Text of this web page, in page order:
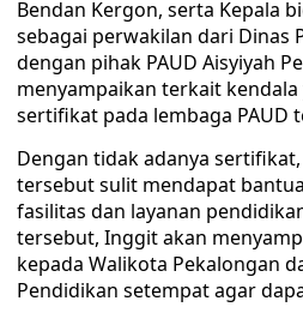
Bendan Kergon, serta Kepala
sebagai perwakilan dari Dinas
dengan pihak PAUD Aisyiyah
menyampaikan terkait
sertifikat pada lembaga PAUD
Dengan tidak adanya
tersebut sulit mendapat
fasilitas dan layanan
tersebut, Inggit akan
kepada Walikota Pekalongan
Pendidikan setempat agar